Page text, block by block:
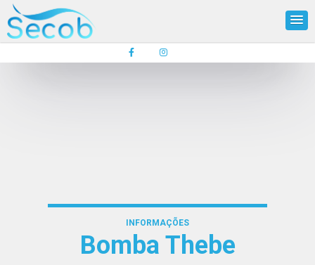
INFORMAÇÕES
Bomba Thebe